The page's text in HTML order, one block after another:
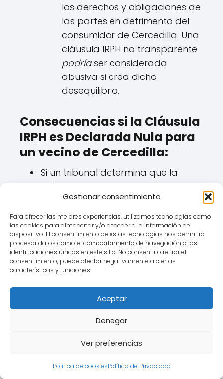
Gestionar consentimiento
Para ofrecer las mejores experiencias, utilizamos tecnologías como
las cookies para almacenar y/o acceder a la información del
dispositivo. El consentimiento de estas tecnologías nos permitirá
procesar datos como el comportamiento de navegación o las
identificaciones únicas en este sitio. No consentir o retirar el
consentimiento, puede afectar negativamente a ciertas
características y funciones.
Aceptar
Denegar
Ver preferencias
Política de cookiesPolítica de Privacidad
los derechos y obligaciones de
las partes en detrimento del
consumidor de Cercedilla. Una
cláusula IRPH no transparente
podríaser considerada
abusiva si crea dicho
desequilibrio.
Consecuencias si la Cláusula
IRPH es Declarada Nula para
un vecino de Cercedilla:
Si un tribunal determina que la
cláusula IRPH es nula por falta de
transparencia (y potencialmente
abusiva):
La cláusula seelimina del
contratode préstamo
hipotecario.
común, y lo que buscan la
mayoría de los afectados en
Cercedilla, es que se
(normalmente sin añadir
ningún diferencial, o aplicando